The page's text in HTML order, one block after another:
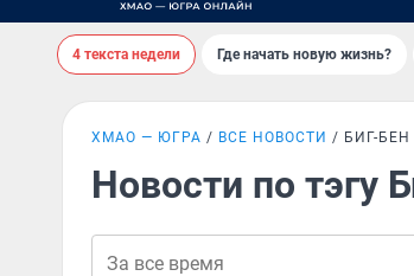
4 текста недели Где начать новую жизнь?
ХМАО — ЮГРА ВСЕ НОВОСТИ БИГ-БЕН
Новости по тэгу